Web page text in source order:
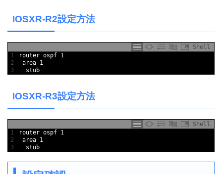
IOSXR-R2設定方法
Shell
1
2
3
router ospf 1
area 1
stub
IOSXR-R3設定方法
Shell
1
2
3
router ospf 1
area 1
stub